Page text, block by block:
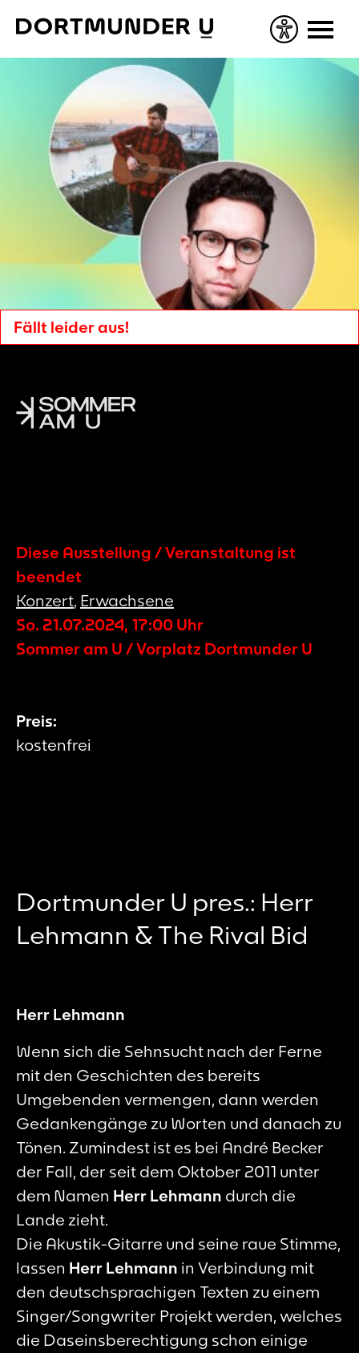
content
Fällt leider aus!
Diese Ausstellung / Veranstaltung ist
beendet
Konzert, Erwachsene
So. 21.07.2024, 17:00 Uhr
Sommer am U / Vorplatz Dortmunder U
Preis:
kostenfrei
Dortmunder U pres.: Herr
Lehmann & The Rival Bid
Herr Lehmann
Wenn sich die Sehnsucht nach der Ferne
mit den Geschichten des bereits
Umgebenden vermengen, dann werden
Gedankengänge zu Worten und danach zu
Tönen. Zumindest ist es bei André Becker
der Fall, der seit dem Oktober 2011 unter
dem Namen Herr Lehmann durch die
Lande zieht.
Die Akustik-Gitarre und seine raue Stimme,
lassen Herr Lehmann in Verbindung mit
den deutschsprachigen Texten zu einem
Singer/Songwriter Projekt werden, welches
die Daseinsberechtigung schon einige